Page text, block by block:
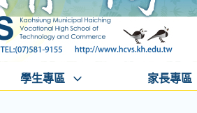
學生專區 家長專區